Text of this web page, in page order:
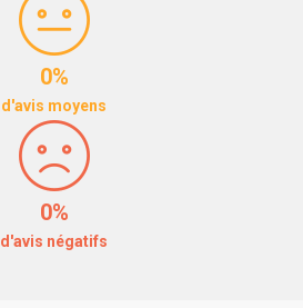
0%
d'avis moyens
0%
d'avis négatifs